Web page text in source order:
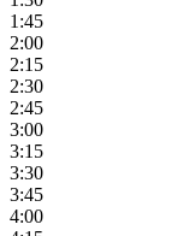
1:45
2:00
2:15
2:30
2:45
3:00
3:15
3:30
3:45
4:00